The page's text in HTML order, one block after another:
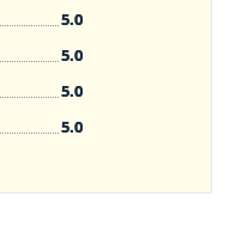
5.0
5.0
5.0
5.0